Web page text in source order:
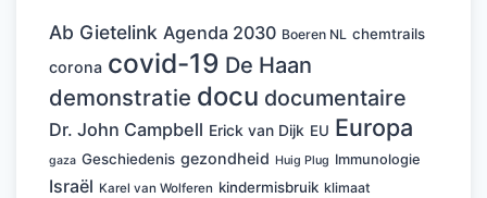
Ab Gietelink Agenda 2030 Boeren NL chemtrails
corona covid-19 De Haan
demonstratie docu documentaire
Dr. John Campbell Erick van Dijk EU Europa
gaza Geschiedenis gezondheid Huig Plug Immunologie
Israël Karel van Wolferen kindermisbruik klimaat